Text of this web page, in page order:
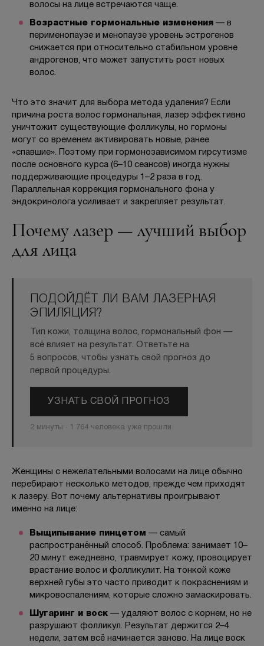
волосы на лице встречаются чаще.
Возрастные гормональные изменения — в
перименопаузе и менопаузе уровень эстрогенов
снижается при относительно стабильном уровне
андрогенов, что может запустить рост новых
волос.
Что это значит для выбора метода удаления? Если
причина роста волос гормональная, лазер эффективно
уничтожит существующие фолликулы, но гормоны
могут со временем активировать новые, ранее
«спавшие». Поэтому при гормонозависимом гирсутизме
после основного курса (6–10 сеансов) иногда нужны
поддерживающие процедуры 1–2 раза в год.
Параллельная коррекция гормонального фона у
эндокринолога усиливает и закрепляет результат.
Почему лазер — лучший выбор
для лица
ПОДОЙДЁТ ЛИ ВАМ ЛАЗЕРНАЯ
ЭПИЛЯЦИЯ?
Тип кожи, толщина волос, гормональный фон —
всё влияет на результат. Ответьте на
5 вопросов, чтобы узнать свой прогноз до
первой процедуры.
УЗНАТЬ СВОЙ ПРОГНОЗ
2 минуты · 1 764 человека уже прошли
Женщины с нежелательными волосами на лице обычно
перебирают несколько методов, прежде чем приходят
к лазеру. Вот почему альтернативы проигрывают
именно на лице:
Выщипывание пинцетом — самый
распространённый способ. Проблема: занимает 10–
20 минут ежедневно, травмирует кожу, провоцирует
врастание волос и фолликулит. На тонкой коже
верхней губы это часто приводит к покраснениям и
микровоспалениям, которые сложно замаскировать.
Шугаринг и воск — удаляют волос с корнем, но не
разрушают фолликул. Результат держится 2–4
недели, затем всё начинается заново. На лице воск